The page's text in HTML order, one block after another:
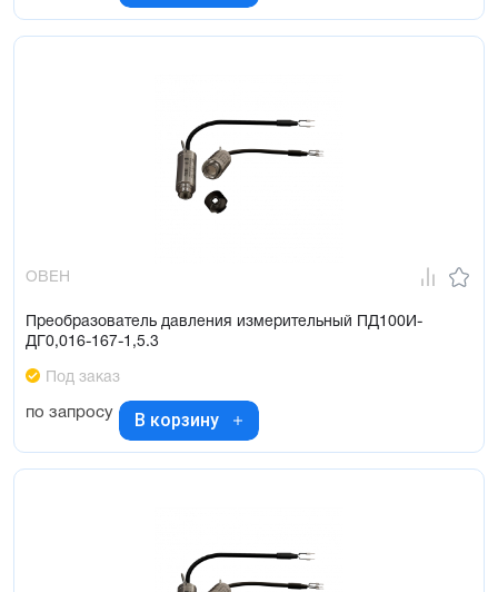
ОВЕН
Преобразователь давления измерительный ПД100И-
ДГ0,016-167-1,5.3
Под заказ
по запросу В корзину